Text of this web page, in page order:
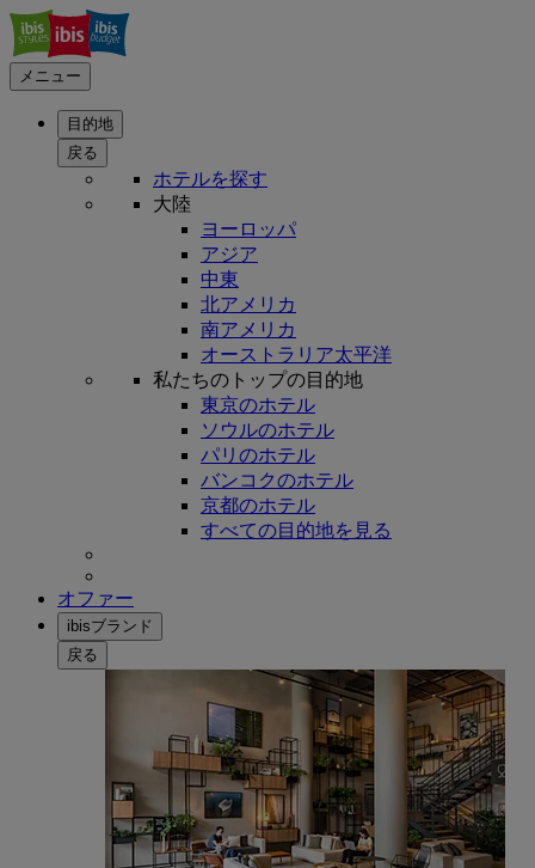
メニュー
目的地
戻る
ホテルを探す
大陸
ヨーロッパ
アジア
中東
北アメリカ
南アメリカ
オーストラリア太平洋
私たちのトップの目的地
東京のホテル
ソウルのホテル
パリのホテル
バンコクのホテル
京都のホテル
すべての目的地を見る
オファー
ibisブランド
戻る